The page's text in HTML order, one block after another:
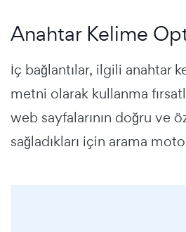
Anahtar Kelime
İç bağlantılar, ilgili anahtar
metni olarak kullanma
web sayfalarının doğru ve
sağladıkları için arama